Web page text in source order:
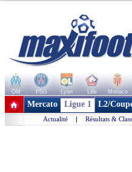
OM PSG Lyon Lille Monaco
+ de clubs
Mercato Ligue 1 L2/
Actualité | Résultats &